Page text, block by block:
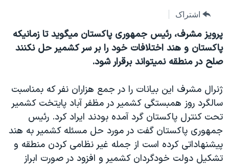
جهش
جستجوویژه برنامه‌ها
ویدیوها
حقوق شهروندی
اقتصادی
علم و فناوری
اسرائیل در جنگ
۲۵۰سالگی آمریکا
بایگانی برنامه‌های تلویزیونی
انتخابات ریاست جمهوری آمریکا ۲۰۲۴
حمله جمهوری اسلامی به اسرائیل
رمز مهسا
ورزش زنان در ایران
فرکانس‌های صدای آمریکا
پخش رادیویی
یادگیری زبان انگلیسی
زبانهای مختلف
اشتراک
پرويز مشرف، رئيس جمهوری پاکستان ميگويد تا زمانيکه
پاکستان و هند اختلافات خود را بر سر کشمير حل نکنند
صلح در منطقه نميتواند برقرار شود.
ژنرال مشرف اين بيانات را در جمع هزاران نفر که بمناسبت
سالگرد روز همبستگی کشمير در مظفر آباد پايتخت کشمير
تحت کنترل پاکستان گرد آمده بودند ايراد کرد. رئيس
جمهوری پاکستان گفت در مورد حل مسئله کشمير به هند
پيشنهاداتی کرده است از جمله غير نظامی کردن منطقه و
تشکيل دولت خودگردان کشمير و افزود در صورت ابراز